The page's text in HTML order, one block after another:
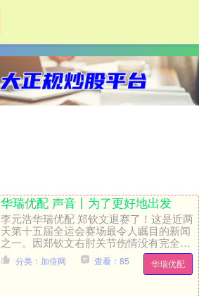
华瑞优配 声音丨为了更好地出发
李元浩华瑞优配 郑钦文退赛了！这是近两
天第十五届全运会赛场最令人瞩目的新闻
之一。因郑钦文右肘关节伤情没有完全恢
复，无法满足高强度比赛的条件，经过医
疗团队评估，湖....
华瑞优配
分类：加倍网 查看：85